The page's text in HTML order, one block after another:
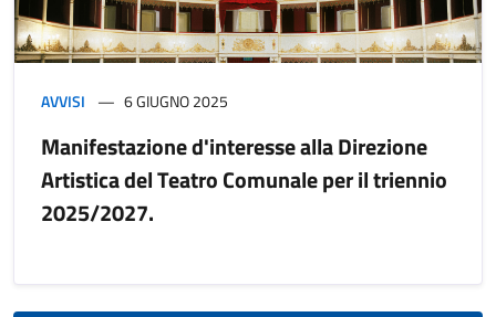
AVVISI 6 GIUGNO 2025
Manifestazione d'interesse alla Direzione
Artistica del Teatro Comunale per il triennio
2025/2027.